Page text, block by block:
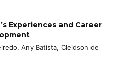
Experiences and Career
Any Batista, Cleidson de